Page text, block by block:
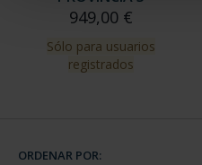
949,00 €
Sólo para usuarios
registrados
ORDENAR POR: